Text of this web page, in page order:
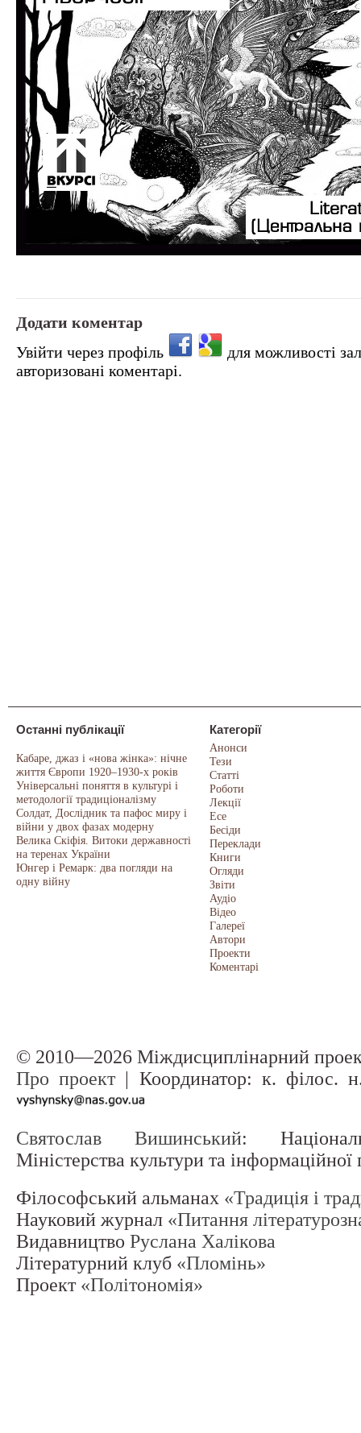
Додати коментар
Увійти через профіль
для можливості
авторизовані коментарі.
Останні публікації
Кабаре, джаз і «нова жінка»: нічне
життя Європи 1920–1930-х років
Універсальні поняття в культурі і
методології традиціоналізму
Солдат, Дослідник та пафос миру і
війни у двох фазах модерну
Велика Скіфія. Витоки державності
на теренах України
Юнгер і Ремарк: два погляди на
одну війну
Категорії
Анонси
Тези
Статті
Роботи
Лекції
Есе
Бесіди
Переклади
Книги
Огляди
Звіти
Аудіо
Відео
Галереї
Автори
Проекти
Коментарі
© 2010—2026 Міждисциплінарний
Про проект| Координатор: к. філос.
Святослав Вишинський:
Міністерства культури та
Філософський альманах «Традиція і
Науковий журнал «Питання
Видавництво Руслана Халікова
Літературний клуб «Пломінь»
Проект «Політономія»